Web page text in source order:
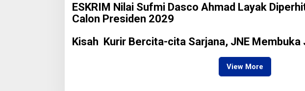
ESKRIM Nilai Sufmi Dasco Ahmad Layak
Calon Presiden 2029
Kisah Kurir Bercita-cita Sarjana, JNE
View More